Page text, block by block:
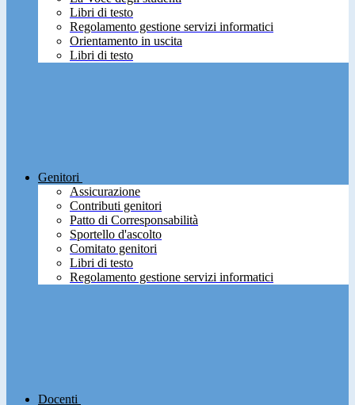
Libri di testo
Regolamento gestione servizi informatici
Orientamento in uscita
Libri di testo
Genitori
Assicurazione
Contributi genitori
Patto di Corresponsabilità
Sportello d'ascolto
Comitato genitori
Libri di testo
Regolamento gestione servizi informatici
Docenti